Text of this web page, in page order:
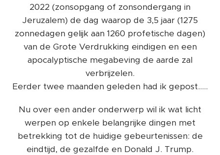
2022 (zonsopgang of zonsondergang in
Jeruzalem) de dag waarop de 3,5 jaar (1275
zonnedagen gelijk aan 1260 profetische dagen)
van de Grote Verdrukking eindigen en een
apocalyptische megabeving de aarde zal
verbrijzelen.
Eerder twee maanden geleden had ik gepost.....
Nu over een ander onderwerp wil ik wat licht
werpen op enkele belangrijke dingen met
betrekking tot de huidige gebeurtenissen: de
eindtijd, de gezalfde en Donald J. Trump.